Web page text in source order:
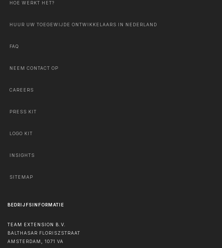
HOE WERKT HET?
HUUR UW TOEGEWIJDE ONTWIKKELAARS IN NEDERLAND
FAQ
NEEM CONTACT OP
CAREERS
PRESS KIT
LOGO KIT
INSIGHTS
SITEMAP
BEDRIJFSINFORMATIE
TEAM EXTENSION B.V.
BALTHASAR FLORISZSTRAAT
AMSTERDAM
1071 VA